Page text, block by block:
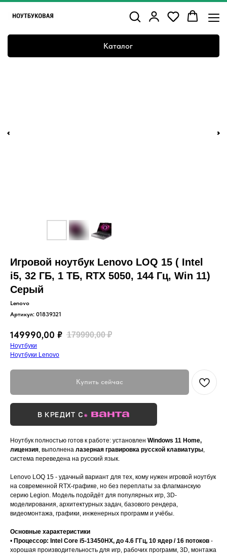
Каталог
Игровой ноутбук Lenovo LOQ 15 ( Intel
i5, 32 ГБ, 1 ТБ, RTX 5050, 144 Гц, Win 11)
Серый
Lenovo
Артикул: 01839321
149990,00 ₽ 179990,00 ₽
Ноутбуки
Ноутбуки Lenovo
Купить сейчас
В КРЕДИТ С
Ноутбук полностью готов к работе: установлен Windows 11 Home,
лицензия, выполнена лазерная гравировка русской клавиатуры,
система переведена на русский язык.
Lenovo LOQ 15 - удачный вариант для тех, кому нужен игровой ноутбук
на современной RTX-графике, но без переплаты за флагманскую
серию Legion. Модель подойдёт для популярных игр, 3D-
моделирования, архитектурных задач, базового рендера,
видеомонтажа, графики, инженерных программ и учёбы.
Основные характеристики
• Процессор: Intel Core i5-13450HX, до 4.6 ГГц, 10 ядер / 16 потоков -
хорошая производительность для игр, рабочих программ, 3D, монтажа